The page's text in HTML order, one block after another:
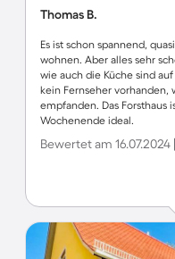
Thomas B.
Es ist schon spannend,
wohnen. Aber alles sehr
wie auch die Küche sind
kein Fernseher vorhanden,
empfanden. Das Forsthaus
Wochenende ideal.
Bewertet am 16.07.2024